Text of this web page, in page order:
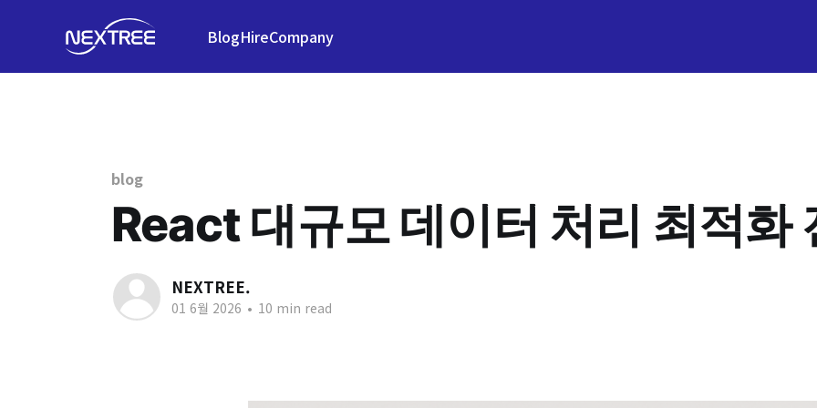
BlogHireCompany
blog
React 대규모 데이터 처리 최적화
NEXTREE.
01 6월 2026 • 10 min read